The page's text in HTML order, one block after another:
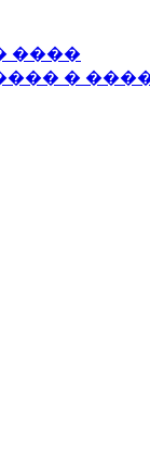
����
�